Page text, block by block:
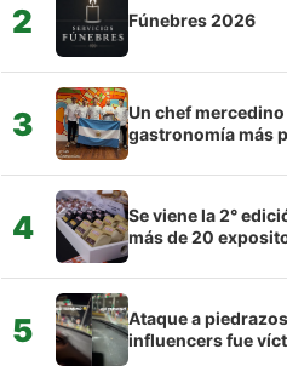
2 Fúnebres 2026
3
Un chef
gastronomía más
4
Se viene la 2°
más de 20
5
Ataque a
influencers fue